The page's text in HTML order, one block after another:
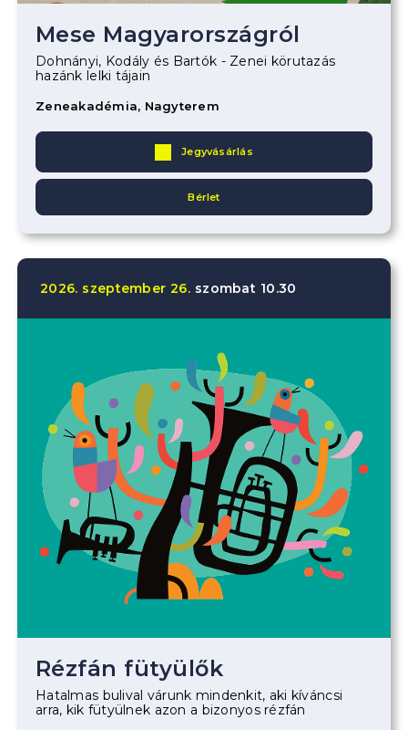
Mese Magyarországról
Dohnányi, Kodály és Bartók - Zenei körutazás
hazánk lelki tájain
Zeneakadémia, Nagyterem
Jegyvásárlás
Bérlet
2026. szeptember 26. szombat 10.30
Rézfán fütyülők
Hatalmas bulival várunk mindenkit, aki kíváncsi
arra, kik fütyülnek azon a bizonyos rézfán